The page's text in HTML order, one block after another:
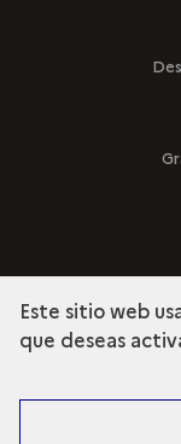
Descubra la
Este sitio web
que deseas